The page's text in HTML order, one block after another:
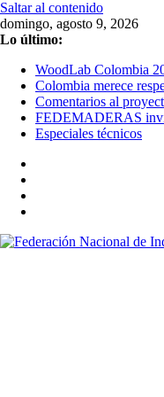
Saltar al contenido
domingo, agosto 9, 2026
Lo último:
WoodLab Colombia
Colombia merece
Comentarios al
FEDEMADERAS
Especiales técnicos